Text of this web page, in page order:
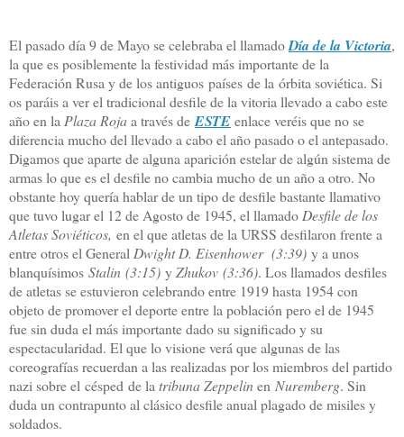
El pasado día 9 de Mayo se celebraba el llamadoDía de la Victoria,
la que es posiblemente la festividad más importante de la
Federación Rusa y de los antiguos países de la órbita soviética. Si
os paráis a ver el tradicional desfile de la vitoria llevado a cabo este
año en la Plaza Rojaa través de ESTEenlace veréis que no se
diferencia mucho del llevado a cabo el año pasado o el antepasado.
Digamos que aparte de alguna aparición estelar de algún sistema de
armas lo que es el desfile no cambia mucho de un año a otro. No
obstante hoy quería hablar de un tipo de desfile bastante llamativo
que tuvo lugar el 12 de Agosto de 1945, el llamado Desfile de los
Atletas Soviéticos, en el que atletas de la URSS desfilaron frente a
entre otros el General Dwight D. Eisenhower (3:39) y a unos
blanquísimos Stalin (3:15) yZhukov (3:36). Los llamados desfiles
de atletas se estuvieron celebrando entre 1919 hasta 1954 con
objeto de promover el deporte entre la población pero el de 1945
fue sin duda el más importante dado su significado y su
espectacularidad. El que lo visione verá que algunas de las
coreografías recuerdan a las realizadas por los miembros del partido
nazi sobre el césped de la tribuna Zeppelinen Nuremberg. Sin
duda un contrapunto al clásico desfile anual plagado de misiles y
soldados.